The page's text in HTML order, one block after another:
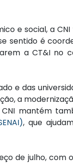
e social, a
sentido é
a CT&I no
e das
a
mantém
, que
de julho, com o